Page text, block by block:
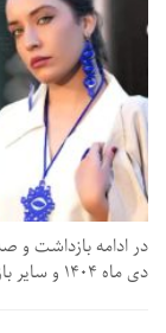
در ادامه بازداشت و
دی ماه ۱۴۰۴ و سایر بازداشت شدگان ، شماری از این زندانیان زن با احکام...